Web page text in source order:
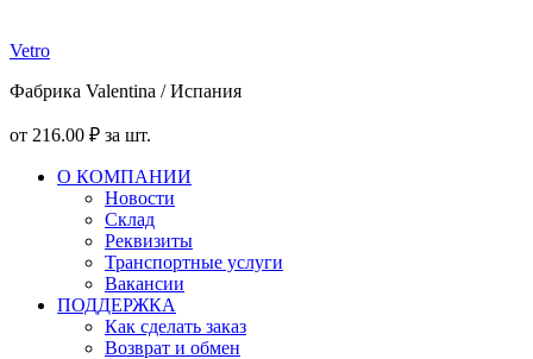
Vetro
Фабрика Valentina / Испания
от 216.00 ₽ за шт.
О КОМПАНИИ
Новости
Склад
Реквизиты
Транспортные услуги
Вакансии
ПОДДЕРЖКА
Как сделать заказ
Возврат и обмен